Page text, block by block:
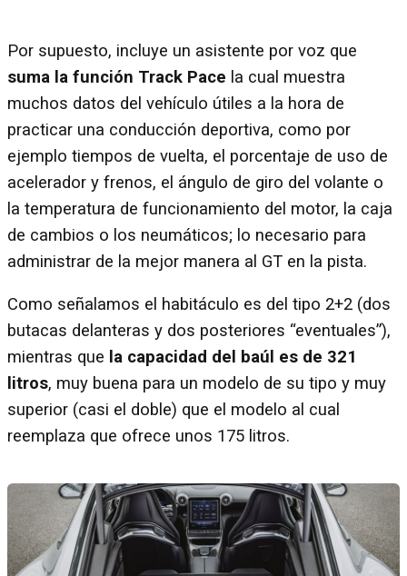
Por supuesto, incluye un asistente por voz que
suma la función Track Pace la cual muestra
muchos datos del vehículo útiles a la hora de
practicar una conducción deportiva, como por
ejemplo tiempos de vuelta, el porcentaje de uso de
acelerador y frenos, el ángulo de giro del volante o
la temperatura de funcionamiento del motor, la caja
de cambios o los neumáticos; lo necesario para
administrar de la mejor manera al GT en la pista.
Como señalamos el habitáculo es del tipo 2+2 (dos
butacas delanteras y dos posteriores “eventuales”),
mientras que la capacidad del baúl es de 321
litros, muy buena para un modelo de su tipo y muy
superior (casi el doble) que el modelo al cual
reemplaza que ofrece unos 175 litros.